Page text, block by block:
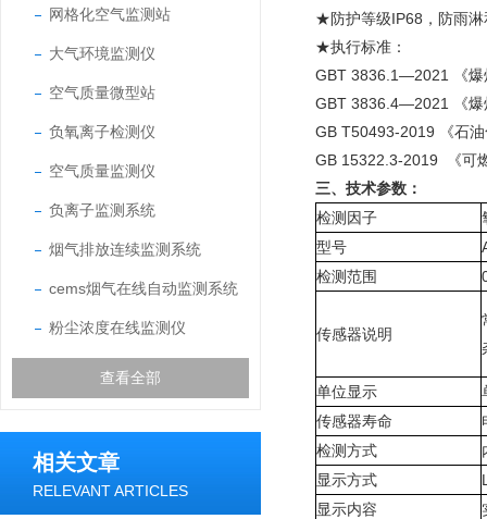
网格化空气监测站
大气环境监测仪
空气质量微型站
负氧离子检测仪
空气质量监测仪
负离子监测系统
烟气排放连续监测系统
cems烟气在线自动监测系统
粉尘浓度在线监测仪
查看全部
相关文章
RELEVANT ARTICLES
★防护等级IP68，防雨淋
★执行标准：
GBT 3836.1—2021 《爆
GBT 3836.4—2021 《爆
GB T50493-2019 《石
GB 15322.3-2019 《可
三、技术参数：
检测因子
型号
检测范围
传感器说明
单位显示
传感器寿命
检测方式
显示方式
显示内容